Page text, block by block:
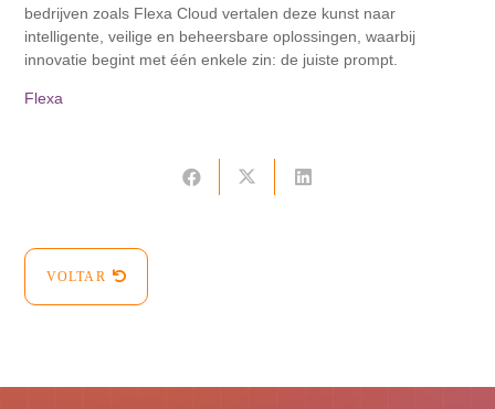
bedrijven zoals Flexa Cloud vertalen deze kunst naar
intelligente, veilige en beheersbare oplossingen, waarbij
innovatie begint met één enkele zin: de juiste prompt.
Flexa
VOLTAR